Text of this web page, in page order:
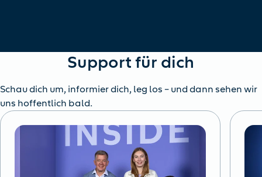
Support für dich
Schau dich um, informier dich, leg los – und dann sehen wir
uns hoffentlich bald.